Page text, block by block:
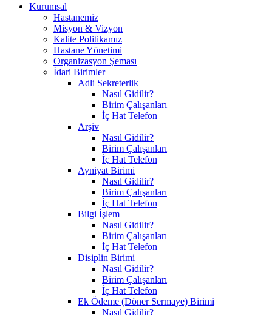
Kurumsal
Hastanemiz
Misyon & Vizyon
Kalite Politikamız
Hastane Yönetimi
Organizasyon Şeması
İdari Birimler
Adli Sekreterlik
Nasıl Gidilir?
Birim Çalışanları
İç Hat Telefon
Arşiv
Nasıl Gidilir?
Birim Çalışanları
İç Hat Telefon
Ayniyat Birimi
Nasıl Gidilir?
Birim Çalışanları
İç Hat Telefon
Bilgi İşlem
Nasıl Gidilir?
Birim Çalışanları
İç Hat Telefon
Disiplin Birimi
Nasıl Gidilir?
Birim Çalışanları
İç Hat Telefon
Ek Ödeme (Döner Sermaye) Birimi
Nasıl Gidilir?